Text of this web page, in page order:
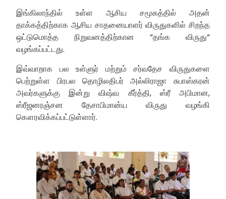
இங்கிலாந்தில் உள்ள ஆசிய சமூகத்தில் அதன்
தாக்கத்திற்காக ஆசிய சாதனையாளர் விருதுகளில் சிறந்த
ஒட்டுமொத்த நிறுவனத்திற்கான “தங்க விருது“
வழங்கப்பட்டது.
இவ்வாறாக பல உள்ளுர் மற்றும் சர்வதேச விருதுகளை
பெற்றுள்ள பிரபல தொழிலதிபர் அல்லிராஜா சுபாஸ்கரன்
அவர்களுக்கு இன்று விஷ்வ கீர்த்தி, ஸ்ரீ அபிமான,
ஸ்ரீஜனரஞ்சன தேசாபிமான்ய விருது வழங்கி
கௌரவிக்கப்பட்டுள்ளார்.